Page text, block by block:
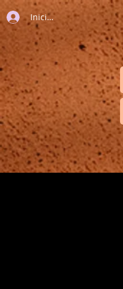
Iniciar sesión